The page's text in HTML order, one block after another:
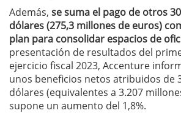
Además, se suma el pago de otros
dólares (275,3 millones de euros)
plan para consolidar espacios de
presentación de resultados del
ejercicio fiscal 2023, Accenture
unos beneficios netos atribuidos de
dólares (equivalentes a 3.207
supone un aumento del 1,8%.